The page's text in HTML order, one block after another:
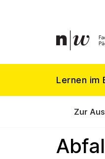
Lernen im
Zur